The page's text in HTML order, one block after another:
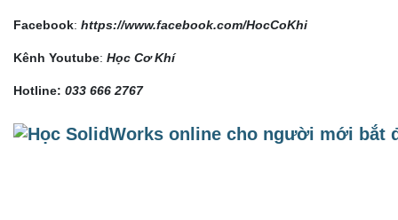
Facebook: https://www.facebook.com/HocCoKhi
Kênh Youtube: Học Cơ Khí
Hotline: 033 666 2767